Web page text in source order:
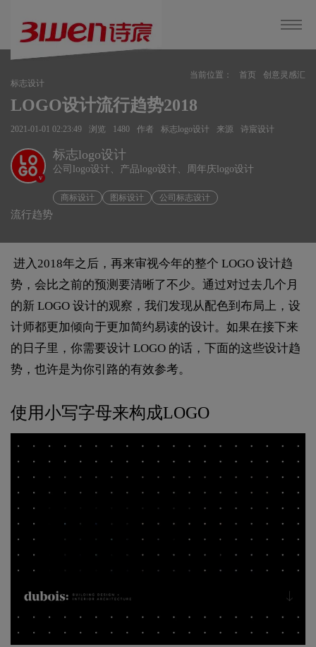
当前位置： 首页
创意灵感汇
标志设计
LOGO设计流行趋势2018
2021-01-01 02:23:49 浏览 1480 作者 标志logo设计 来源 诗宸设计
v
标志logo设计
公司logo设计、产品logo设计、周年庆logo设计
商标设计 图标设计 公司标志设计
流行趋势
进入2018年之后，再来审视今年的整个 LOGO 设计趋
势，会比之前的预测要清晰了不少。通过对过去几个月
的新 LOGO 设计的观察，我们发现从配色到布局上，设
计师都更加倾向于更加简约易读的设计。如果在接下来
的日子里，你需要设计 LOGO 的话，下面的这些设计趋
势，也许是为你引路的有效参考。
使用小写字母来构成LOGO